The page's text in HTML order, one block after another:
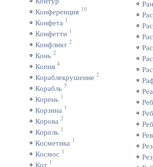
Конференция 10
Конфета 1
Конфетти 1
Конфликт 2
Конь 2
Копия 4
Кораблекрушение 2
Корабль 5
Корень 1
Корзина 1
Корова 2
Король 1
Косметика 1
Космос 1
Кот 1